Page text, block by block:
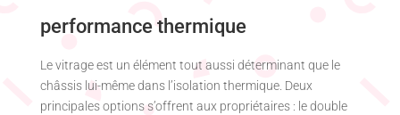
performance thermique
Le vitrage est un élément tout aussi déterminant que le
châssis lui-même dans l’isolation thermique. Deux
principales options s’offrent aux propriétaires : le double